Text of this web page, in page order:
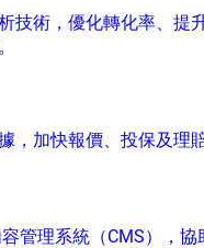
技術，優化轉化率、提
，加快報價、投保及理
管理系統（CMS），協